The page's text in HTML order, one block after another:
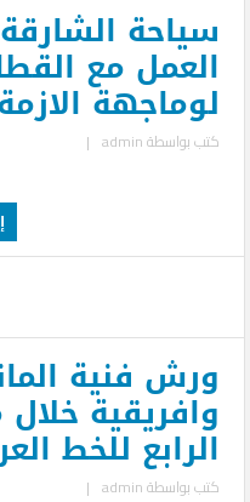
سياحة
العمل مع
لوماجهة
كتب بواسطةadmin
|
ورش فنية
وافريقية
الرابع للخط
كتب بواسطةadmin
|